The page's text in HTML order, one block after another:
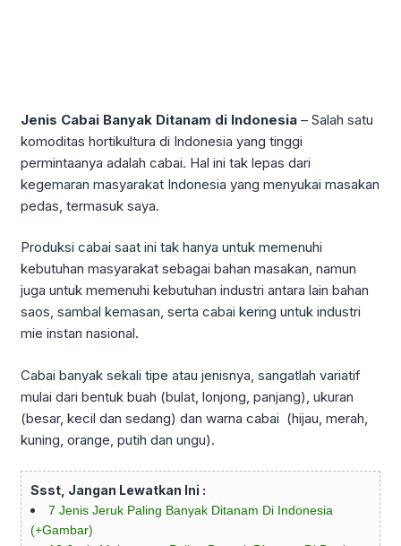
Jenis Cabai Banyak Ditanam di Indonesia – Salah satu
komoditas hortikultura di Indonesia yang tinggi
permintaanya adalah cabai. Hal ini tak lepas dari
kegemaran masyarakat Indonesia yang menyukai masakan
pedas, termasuk saya.
Produksi cabai saat ini tak hanya untuk memenuhi
kebutuhan masyarakat sebagai bahan masakan, namun
juga untuk memenuhi kebutuhan industri antara lain bahan
saos, sambal kemasan, serta cabai kering untuk industri
mie instan nasional.
Cabai banyak sekali tipe atau jenisnya, sangatlah variatif
mulai dari bentuk buah (bulat, lonjong, panjang), ukuran
(besar, kecil dan sedang) dan warna cabai (hijau, merah,
kuning, orange, putih dan ungu).
Ssst, Jangan Lewatkan Ini :
7 Jenis Jeruk Paling Banyak Ditanam Di Indonesia
(+Gambar)